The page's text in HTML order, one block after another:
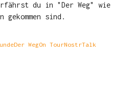
du in "Der Weg" wie
sind.
Der WegOn TourNostrTalk